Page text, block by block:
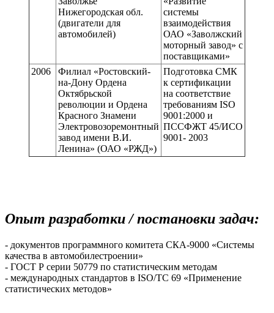
Нижегородская обл.
(двигатели для
автомобилей)
системы
взаимодействия
ОАО «Заволжский
моторный завод» с
поставщиками»
2006
Филиал «Ростовский-
на-Дону Ордена
Октябрьской
революции и Ордена
Красного Знамени
Электровозоремонтный
завод имени В.И.
Ленина» (ОАО «РЖД»)
Подготовка СМК
к сертификации
на соответствие
требованиям ISO
9001:2000 и
ПССФЖТ 45/ИСО
9001- 2003
Опыт разработки / постановки задач:
- документов программного комитета СКА-9000 «Системы
качества в автомобилестроении»
- ГОСТ Р серии 50779 по статистическим методам
- международных стандартов в ISO/TC 69 «Применение
статистических методов»